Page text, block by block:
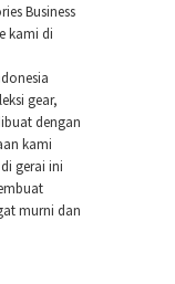
Business
kami di
gear,
dengan
kami
gerai ini
murni dan